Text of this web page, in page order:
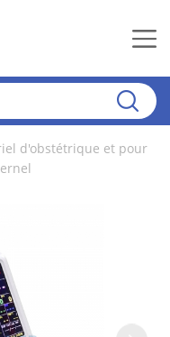
d'obstétrique et pour